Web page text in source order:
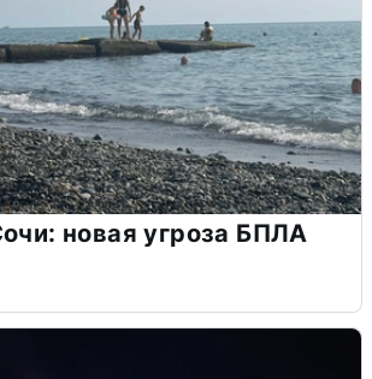
новая угроза БПЛА